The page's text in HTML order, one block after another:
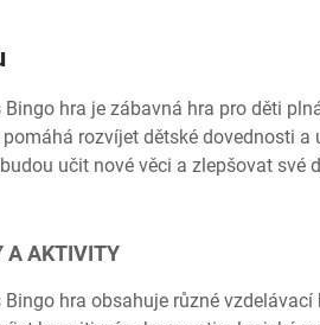
hra je zábavná hra pro děti
rozvíjet dětské dovednosti a
učit nové věci a zlepšovat své
A AKTIVITY
hra obsahuje různé vzdelávací